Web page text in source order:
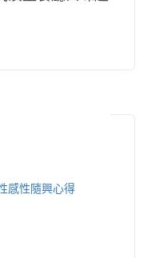
感性隨興心得